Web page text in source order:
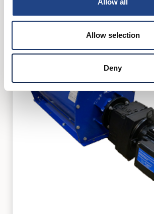
Allow all
Allow selection
Deny